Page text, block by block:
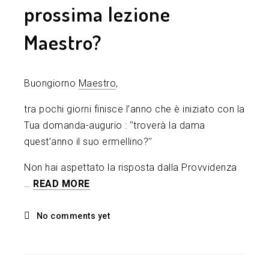
prossima lezione
Maestro?
Buongiorno Maestro,
tra pochi giorni finisce l’anno che è iniziato con la
Tua domanda-augurio : ‘’troverà la dama
quest’anno il suo ermellino?’’
Non hai aspettato la risposta dalla Provvidenza
… READ MORE
No comments yet